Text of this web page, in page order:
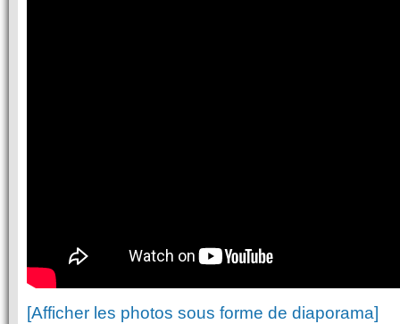
[Afficher les photos sous forme de diaporama]